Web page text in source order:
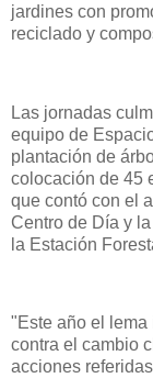
jardines con
reciclado y
Las jornadas
equipo de
plantación de
colocación de 45
que contó con el
Centro de Día y
la Estación
"Este año el
contra el cambio
acciones